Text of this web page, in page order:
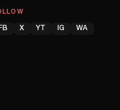
X YT IG WA